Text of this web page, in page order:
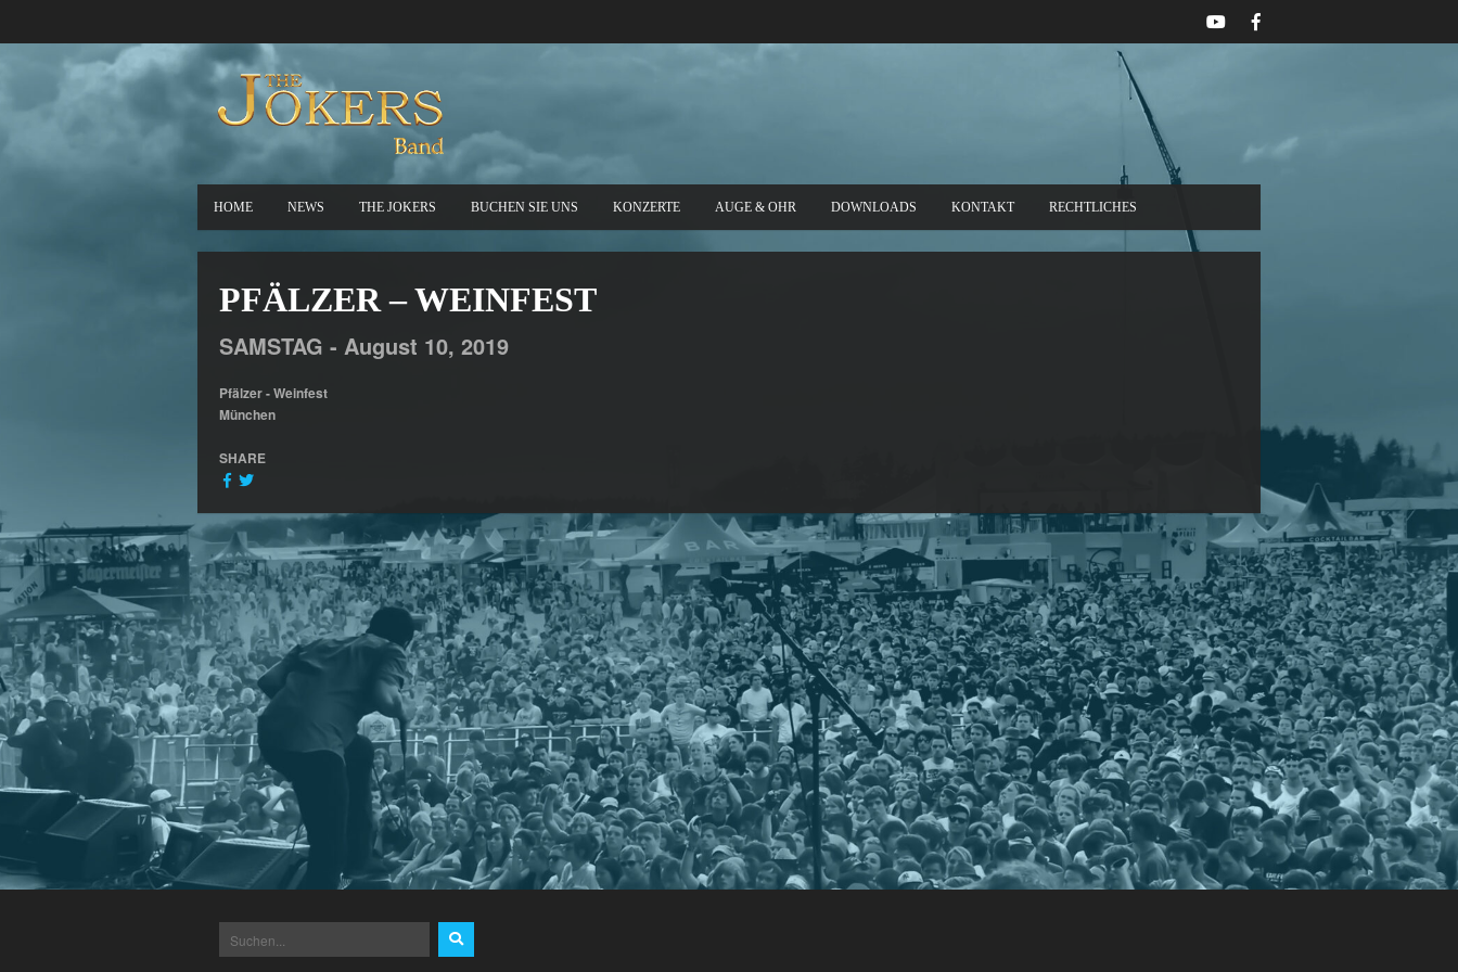
HOME NEWS THE JOKERS BUCHEN SIE UNS KONZERTE AUGE & OHR DOWNLOADS KONTAKT RECHTLICHES
PFÄLZER – WEINFEST
SAMSTAG - August 10, 2019
Pfälzer - Weinfest
München
SHARE